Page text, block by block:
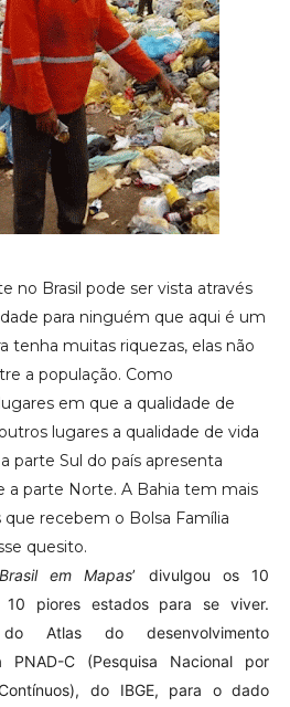
no Brasil pode ser vista através
para ninguém que aqui é um
tenha muitas riquezas, elas não
a população. Como
em que a qualidade de
lugares a qualidade de vida
parte Sul do país apresenta
a parte Norte. A Bahia tem mais
recebem o Bolsa Família
quesito.
em Mapas’ divulgou os 10
10 piores estados para se viver.
Atlas do desenvolvimento
PNAD-C (Pesquisa Nacional por
do IBGE, para o dado